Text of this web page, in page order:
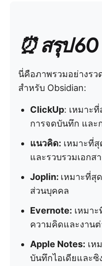
⏰ สรุป
นี่คือภาพรวมอย่างรว
สำหรับ Obsidian:
ClickUp: เหมาะ
การจดบันทึก และ
แนวคิด: เหมาะที่
และรวบรวมเอกส
Joplin: เหมาะที่สุ
ส่วนบุคคล
Evernote: เหมา
ความคิดและงานต่
Apple Notes: เห
บันทึกไอเดียและ